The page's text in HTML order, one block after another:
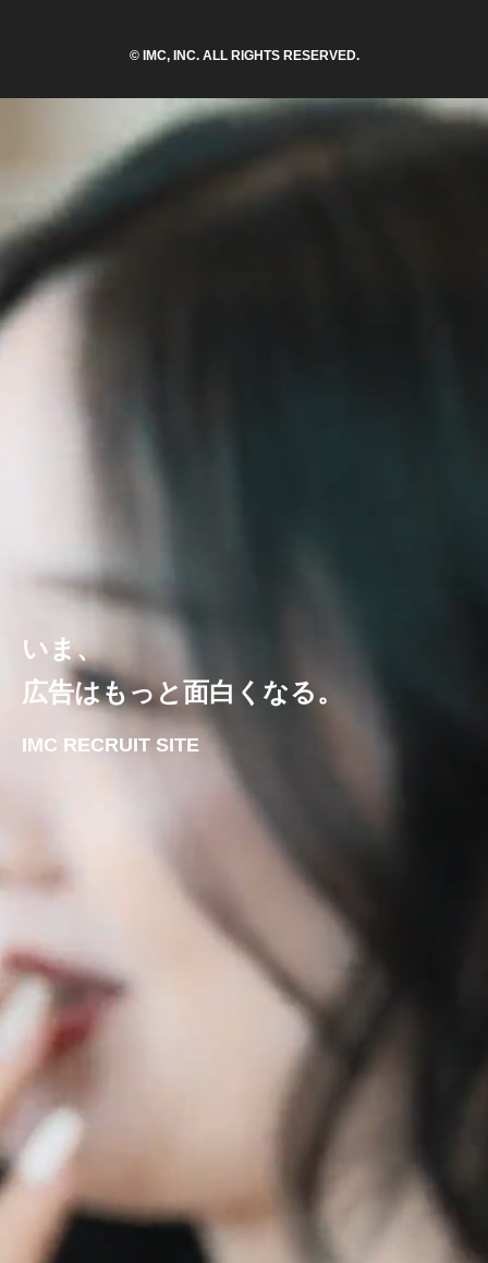
© IMC, INC. ALL RIGHTS RESERVED.
いま、
広告はもっと面白くなる。
IMC RECRUIT SITE